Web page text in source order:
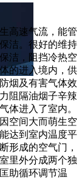
高速气流，能管
洁。很好的维持
洁，阻挡冷热空
的进入境内，供
烟及有害气体效
阻隔油烟子辛辣
体进入了室内。
空间大而萌生空
达到室内温度平
形成的空气门，
里外分成两个独
助循环调节温